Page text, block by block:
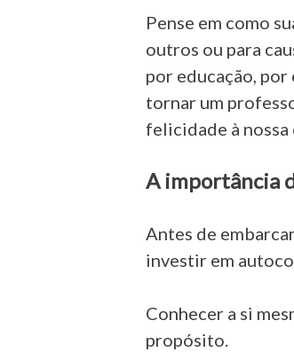
Pense em como
outros ou para
por educação,
tornar um
felicidade à nossa
A importância
Antes de
investir em
Conhecer a si
propósito.